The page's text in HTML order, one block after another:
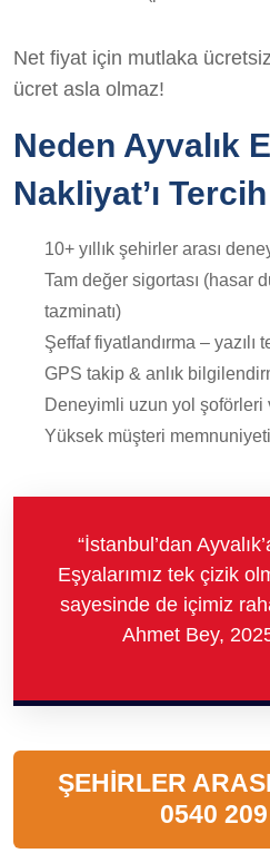
Net fiyat için mutlaka
ücret asla olmaz!
Neden Ayvalık
Nakliyat’ı
10+ yıllık şehirler arası
Tam değer sigortası (hasar
tazminatı)
Şeffaf fiyatlandırma – yazılı
GPS takip & anlık
Deneyimli uzun yol şoförleri
Yüksek müşteri memnuniyeti
“İstanbul’dan
Eşyalarımız tek çizik
sayesinde de içimiz
Ahmet Bey,
ŞEHİRLER
0540